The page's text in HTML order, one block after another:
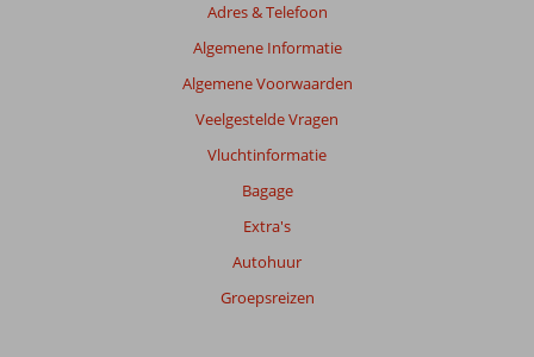
Adres & Telefoon
Algemene Informatie
Algemene Voorwaarden
Veelgestelde Vragen
Vluchtinformatie
Bagage
Extra's
Autohuur
Groepsreizen